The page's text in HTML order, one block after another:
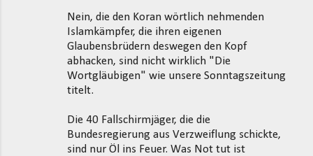
Nein, die den Koran wörtlich nehmenden
Islamkämpfer, die ihren eigenen
Glaubensbrüdern deswegen den Kopf
abhacken, sind nicht wirklich "Die
Wortgläubigen" wie unsere Sonntagszeitung
titelt.
Die 40 Fallschirmjäger, die die
Bundesregierung aus Verzweiflung schickte,
sind nur Öl ins Feuer. Was Not tut ist